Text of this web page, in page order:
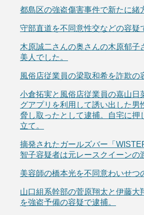
都島区の強盗傷害事件で新たに緒
守部直道を不同意性交などの容疑
木原誠二さんの奥さんの木原郁子
美人でした。
風俗店従業員の梁取和希を詐欺の
小倉拓実と風俗店従業員の嘉山日
グアプリを利用して誘い出した男
脅し取ったとして逮捕。自宅に押
立て。
摘発されたガールズバー「
智子容疑者は元レースクイーンの
美容師の橋本光を不同意わいせつ
山口組系幹部の菅原翔太と伊藤大
を強盗予備の容疑で逮捕。